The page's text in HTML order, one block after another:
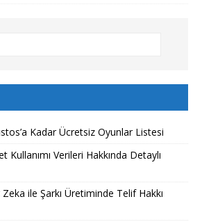
Kadar Ücretsiz Oyunlar Listesi
Kullanımı Verileri Hakkında Detaylı
ile Şarkı Üretiminde Telif Hakkı